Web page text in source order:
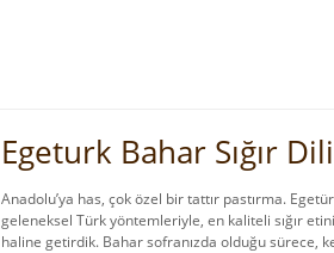
Egeturk Bahar Sığır
Anadolu’ya has, çok özel bir tattır pastırma.
geleneksel Türk yöntemleriyle, en kaliteli sığır
haline getirdik. Bahar sofranızda olduğu sürece,